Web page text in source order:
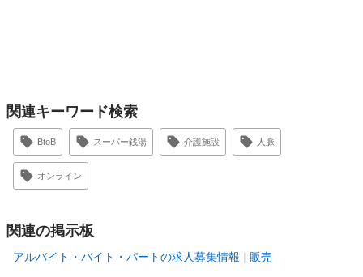
関連キーワード検索
BtoB スーパー銭湯 介護施設 人脈
オンライン
関連の掲示板
アルバイト・バイト・パートの求人募集情報 販売